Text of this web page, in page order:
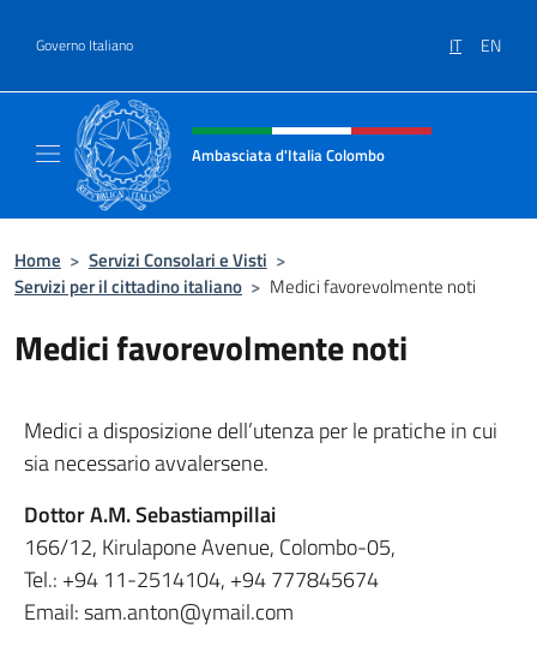
Governo Italiano IT EN
Intestazione sito, social e menù
Ambasciata d'Italia Colombo
Home > Servizi Consolari e Visti >
Servizi per il cittadino italiano > Medici favorevolmente noti
Medici favorevolmente noti
Medici a disposizione dell’utenza per le pratiche in cui
sia necessario avvalersene.
Dottor A.M. Sebastiampillai
166/12, Kirulapone Avenue, Colombo-05,
Tel.: +94 11-2514104, +94 777845674
Email: sam.anton@ymail.com